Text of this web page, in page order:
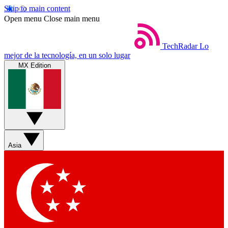
Skip to main content
Open menu Close main menu
TechRadar Lo
mejor de la tecnología, en un solo lugar
MX Edition
Asia